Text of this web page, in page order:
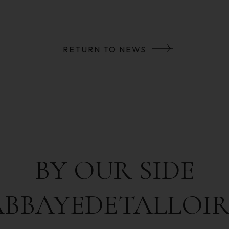
RETURN TO NEWS
BY OUR SIDE